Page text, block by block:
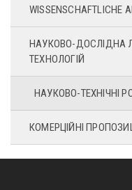
WISSENSCHAFTLICHE
НАУКОВО-ДОСЛІДНА
ТЕХНОЛОГІЙ
НАУКОВО-ТЕХНІЧНІ
КОМЕРЦІЙНІ